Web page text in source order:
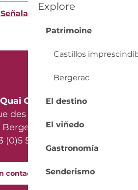
Explore
Patrimoine
Castillos
Bergerac
El destino
El viñedo
Gastronomía
Senderismo
Señalar un error
Quai Cyrano
des Récollets
Bergerac - France
(0)5 53 57 03 11
contacto con nosotros